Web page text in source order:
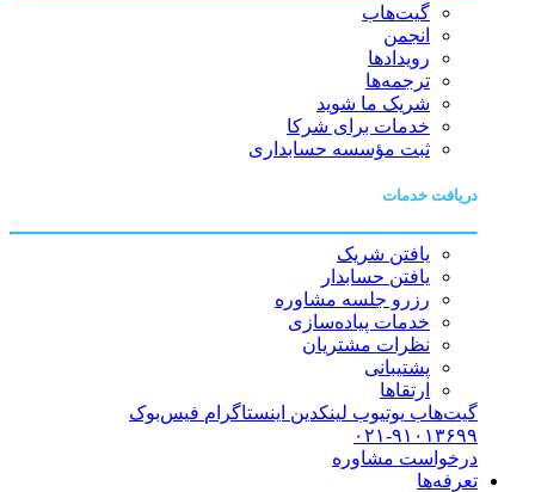
گیت‌هاب
انجمن
رویدادها
ترجمه‌ها
شریک ما شوید
خدمات برای شرکا
ثبت مؤسسه حسابداری
دریافت خدمات
یافتن شریک
یافتن حسابدار
رزرو جلسه مشاوره
خدمات پیاده‌سازی
نظرات مشتریان
پشتیبانی
ارتقاها
گیت‌هاب یوتیوب لینکدین اینستاگرام فیس‌بوک
۰۲۱-۹۱۰۱۳۶۹۹
درخواست مشاوره
تعرفه‌ها